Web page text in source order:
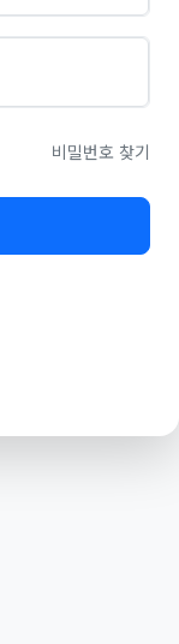
비밀번호 찾기